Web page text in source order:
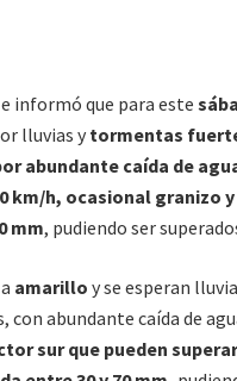
informó que para este
lluvias y tormentas
abundante caída de
km/h, ocasional granizo
mm, pudiendo ser
amarillo y se esperan
abundante caída de
sur que pueden